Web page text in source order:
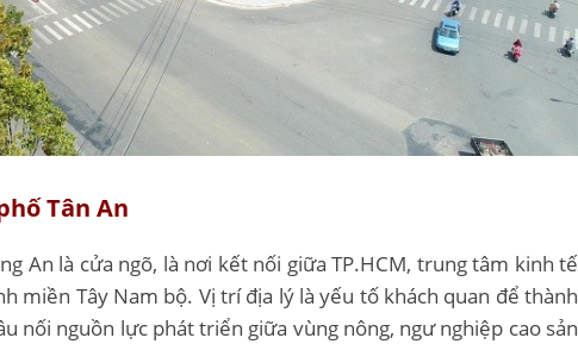
Tân An
An là cửa ngõ, là nơi kết nối giữa TP.HCM, trung tâm kinh tế
miền Tây Nam bộ. Vị trí địa lý là yếu tố khách quan để thành
nối nguồn lực phát triển giữa vùng nông, ngư nghiệp cao sản